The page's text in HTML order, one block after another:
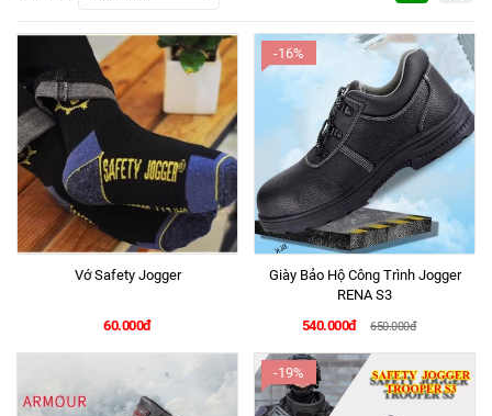
Vớ Safety Jogger
60.000đ
-16%
Giày Bảo Hộ Công Trình Jogger
RENA S3
540.000đ
650.000đ
-19%